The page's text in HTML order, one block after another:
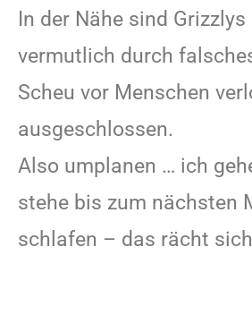
In der Nähe sind
vermutlich durch
Scheu vor Menschen
ausgeschlossen.
Also umplanen … ich
stehe bis zum nächsten
schlafen – das rächt